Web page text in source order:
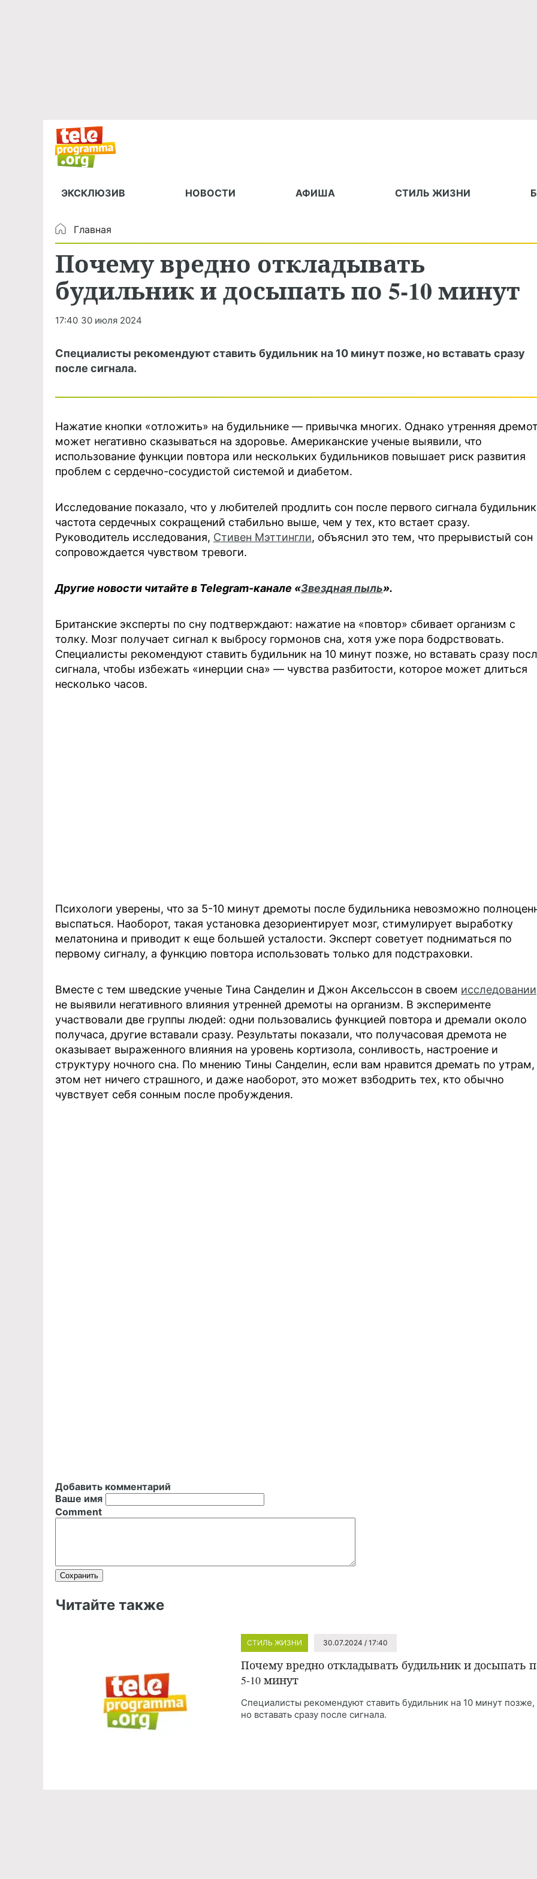
ЭКСКЛЮЗИВ НОВОСТИ АФИША СТИЛЬ ЖИЗНИ
Главная
Почему вредно откладывать
будильник и досыпать по 5-10 минут
17:40 30 июля 2024
Специалисты рекомендуют ставить будильник на 10 минут позже, но вставать сразу
после сигнала.
Нажатие кнопки «отложить» на будильнике — привычка многих. Однако утренняя
может негативно сказываться на здоровье. Американские ученые выявили, что
использование функции повтора или нескольких будильников повышает риск развития
проблем с сердечно-сосудистой системой и диабетом.
Исследование показало, что у любителей продлить сон после первого сигнала
частота сердечных сокращений стабильно выше, чем у тех, кто встает сразу.
Руководитель исследования, Стивен Мэттингли, объяснил это тем, что прерывистый сон
сопровождается чувством тревоги.
Другие новости читайте в Telegram-канале «Звездная пыль».
Британские эксперты по сну подтверждают: нажатие на «повтор» сбивает организм с
толку. Мозг получает сигнал к выбросу гормонов сна, хотя уже пора бодрствовать.
Специалисты рекомендуют ставить будильник на 10 минут позже, но вставать сразу
сигнала, чтобы избежать «инерции сна» — чувства разбитости, которое может длиться
несколько часов.
Психологи уверены, что за 5-10 минут дремоты после будильника невозможно
выспаться. Наоборот, такая установка дезориентирует мозг, стимулирует выработку
мелатонина и приводит к еще большей усталости. Эксперт советует подниматься по
первому сигналу, а функцию повтора использовать только для подстраховки.
Вместе с тем шведские ученые Тина Санделин и Джон Аксельссон в своем исследовании
не выявили негативного влияния утренней дремоты на организм. В эксперименте
участвовали две группы людей: одни пользовались функцией повтора и дремали около
получаса, другие вставали сразу. Результаты показали, что получасовая дремота не
оказывает выраженного влияния на уровень кортизола, сонливость, настроение и
структуру ночного сна. По мнению Тины Санделин, если вам нравится дремать по утрам,
этом нет ничего страшного, и даже наоборот, это может взбодрить тех, кто обычно
чувствует себя сонным после пробуждения.
Добавить комментарий
Ваше имя
Comment
Читайте также
СТИЛЬ ЖИЗНИ 30.07.2024 / 17:40
Почему вредно откладывать будильник и досыпать
5-10 минут
Специалисты рекомендуют ставить будильник на 10 минут позже,
но вставать сразу после сигнала.